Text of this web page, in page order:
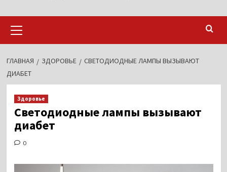
меню
ГЛАВНАЯ ЗДОРОВЬЕ
СВЕТОДИОДНЫЕ ЛАМПЫ ВЫЗЫВАЮТ
ДИАБЕТ
Здоровье
Светодиодные лампы вызывают
диабет
0